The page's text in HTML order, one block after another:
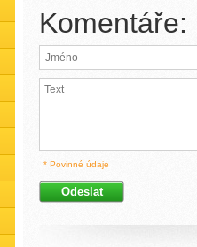
Komentáře:
* Povinné údaje